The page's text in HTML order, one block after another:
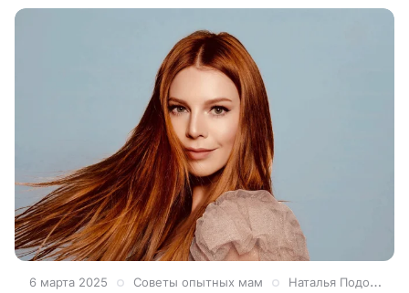
6 марта 2025 Советы опытных мам Наталья Подольская